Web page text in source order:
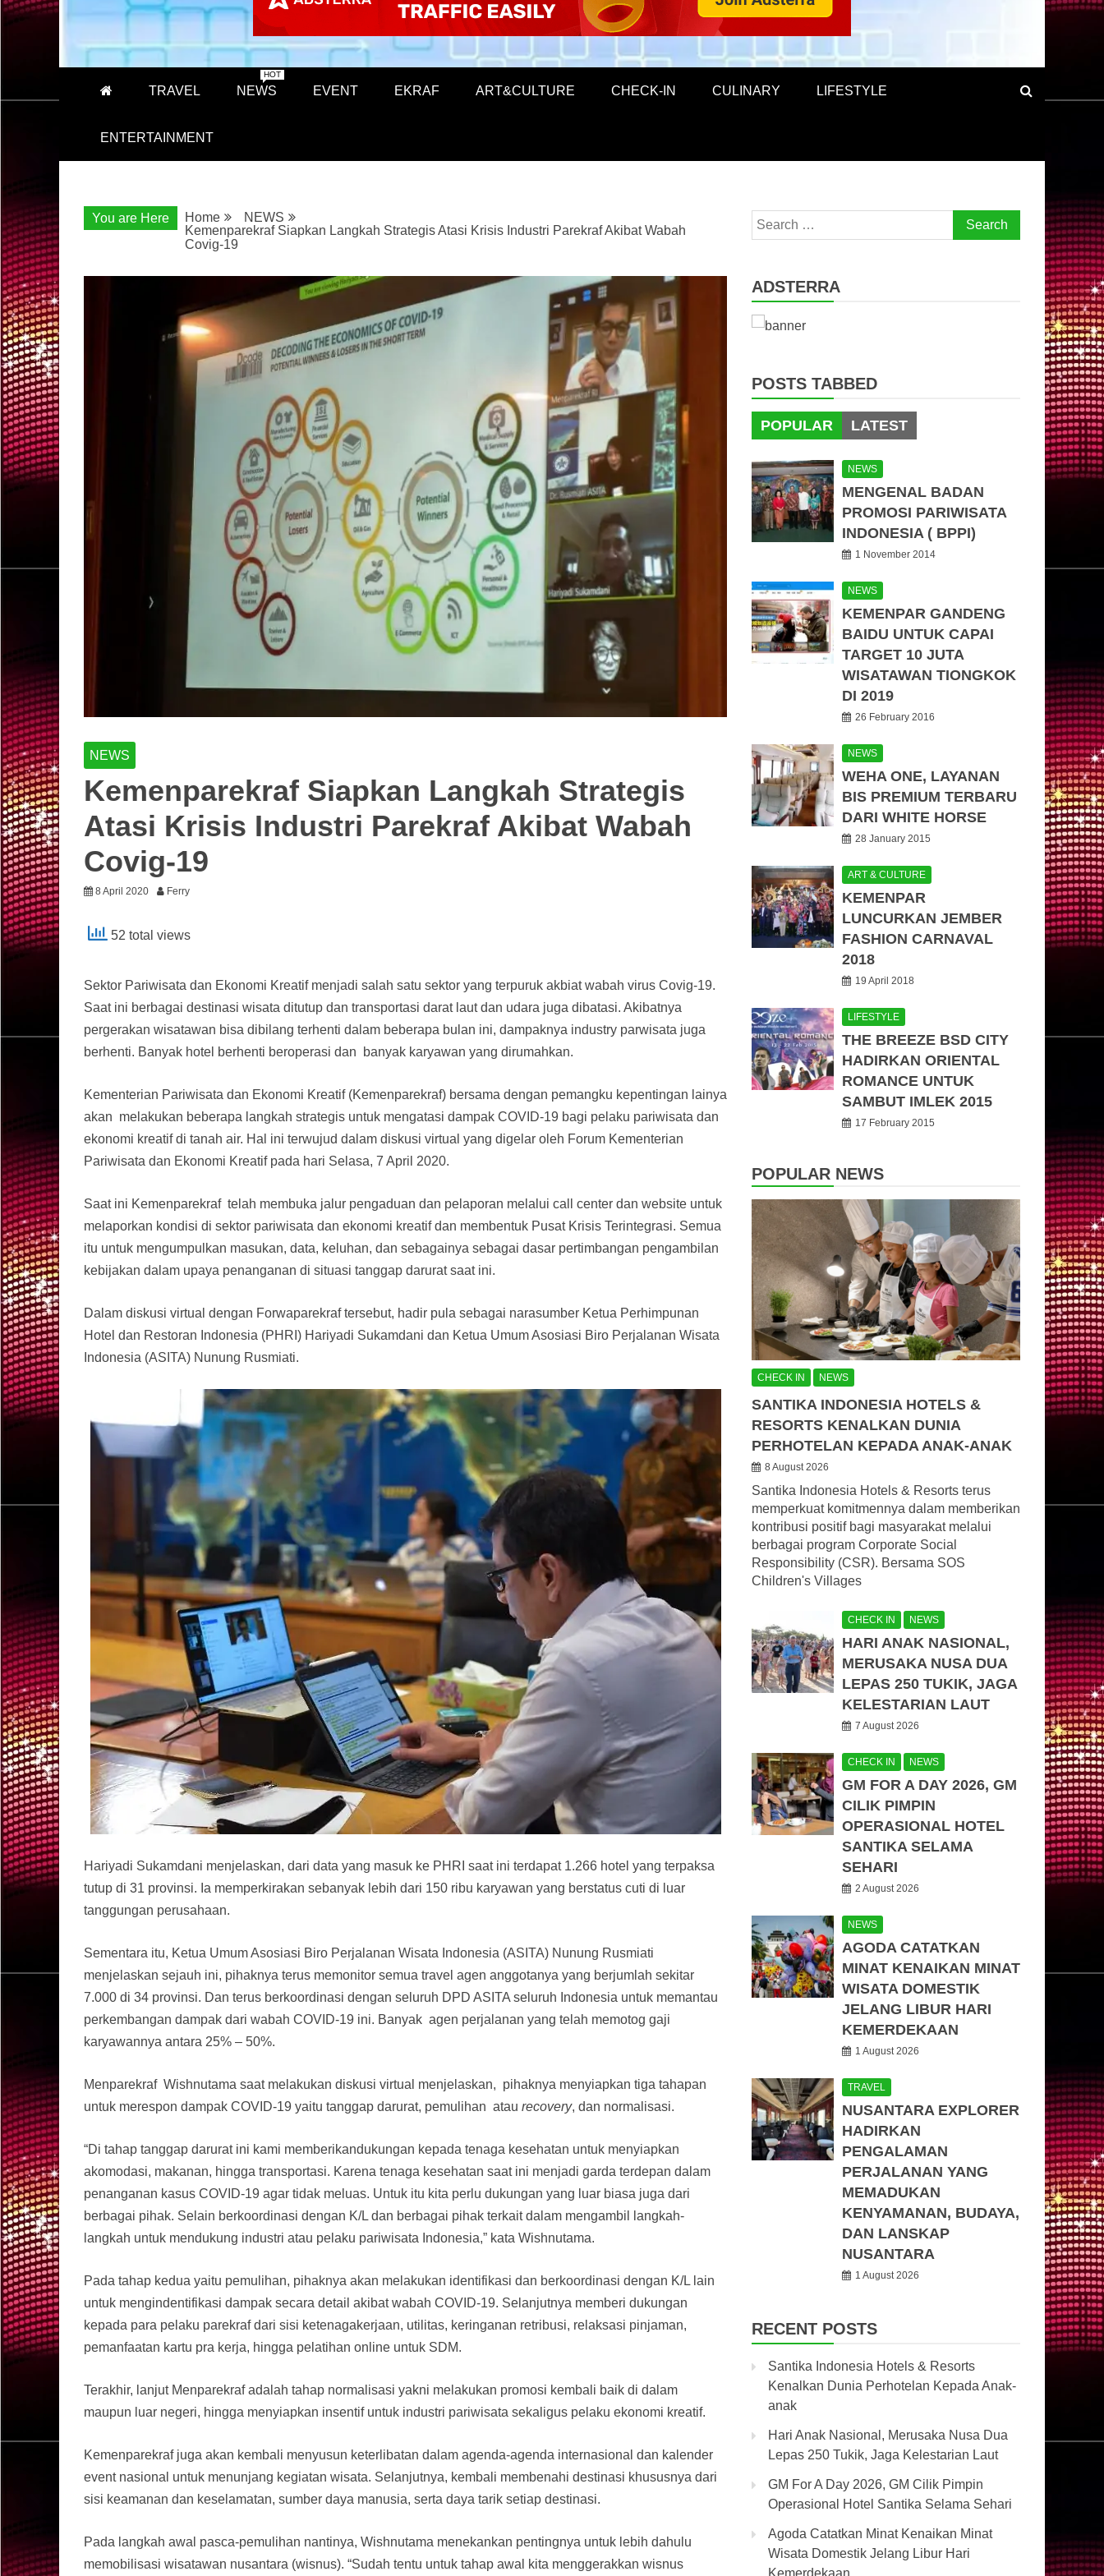
TRAVEL NEWS
HOT
EVENT EKRAF ART&CULTURE CHECK-IN CULINARY LIFESTYLE
ENTERTAINMENT
You are Here Home
NEWS
Kemenparekraf Siapkan Langkah Strategis Atasi Krisis Industri Parekraf Akibat Wabah
Covig-19
NEWS
Kemenparekraf Siapkan Langkah Strategis
Atasi Krisis Industri Parekraf Akibat Wabah
Covig-19
8 April 2020 Ferry
52 total views
Sektor Pariwisata dan Ekonomi Kreatif menjadi salah satu sektor yang terpuruk akbiat wabah virus Covig-19.
Saat ini berbagai destinasi wisata ditutup dan transportasi darat laut dan udara juga dibatasi. Akibatnya
pergerakan wisatawan bisa dibilang terhenti dalam beberapa bulan ini, dampaknya industry parwisata juga
berhenti. Banyak hotel berhenti beroperasi dan banyak karyawan yang dirumahkan.
Kementerian Pariwisata dan Ekonomi Kreatif (Kemenparekraf) bersama dengan pemangku kepentingan lainya
akan melakukan beberapa langkah strategis untuk mengatasi dampak COVID-19 bagi pelaku pariwisata dan
ekonomi kreatif di tanah air. Hal ini terwujud dalam diskusi virtual yang digelar oleh Forum Kementerian
Pariwisata dan Ekonomi Kreatif pada hari Selasa, 7 April 2020.
Saat ini Kemenparekraf telah membuka jalur pengaduan dan pelaporan melalui call center dan website untuk
melaporkan kondisi di sektor pariwisata dan ekonomi kreatif dan membentuk Pusat Krisis Terintegrasi. Semua
itu untuk mengumpulkan masukan, data, keluhan, dan sebagainya sebagai dasar pertimbangan pengambilan
kebijakan dalam upaya penanganan di situasi tanggap darurat saat ini.
Dalam diskusi virtual dengan Forwaparekraf tersebut, hadir pula sebagai narasumber Ketua Perhimpunan
Hotel dan Restoran Indonesia (PHRI) Hariyadi Sukamdani dan Ketua Umum Asosiasi Biro Perjalanan Wisata
Indonesia (ASITA) Nunung Rusmiati.
Hariyadi Sukamdani menjelaskan, dari data yang masuk ke PHRI saat ini terdapat 1.266 hotel yang terpaksa
tutup di 31 provinsi. Ia memperkirakan sebanyak lebih dari 150 ribu karyawan yang berstatus cuti di luar
tanggungan perusahaan.
Sementara itu, Ketua Umum Asosiasi Biro Perjalanan Wisata Indonesia (ASITA) Nunung Rusmiati
menjelaskan sejauh ini, pihaknya terus memonitor semua travel agen anggotanya yang berjumlah sekitar
7.000 di 34 provinsi. Dan terus berkoordinasi dengan seluruh DPD ASITA seluruh Indonesia untuk memantau
perkembangan dampak dari wabah COVID-19 ini. Banyak agen perjalanan yang telah memotog gaji
karyawannya antara 25% – 50%.
Menparekraf Wishnutama saat melakukan diskusi virtual menjelaskan, pihaknya menyiapkan tiga tahapan
untuk merespon dampak COVID-19 yaitu tanggap darurat, pemulihan atau recovery, dan normalisasi.
“Di tahap tanggap darurat ini kami memberikandukungan kepada tenaga kesehatan untuk menyiapkan
akomodasi, makanan, hingga transportasi. Karena tenaga kesehatan saat ini menjadi garda terdepan dalam
penanganan kasus COVID-19 agar tidak meluas. Untuk itu kita perlu dukungan yang luar biasa juga dari
berbagai pihak. Selain berkoordinasi dengan K/L dan berbagai pihak terkait dalam mengambil langkah-
langkah untuk mendukung industri atau pelaku pariwisata Indonesia,” kata Wishnutama.
Pada tahap kedua yaitu pemulihan, pihaknya akan melakukan identifikasi dan berkoordinasi dengan K/L lain
untuk mengindentifikasi dampak secara detail akibat wabah COVID-19. Selanjutnya memberi dukungan
kepada para pelaku parekraf dari sisi ketenagakerjaan, utilitas, keringanan retribusi, relaksasi pinjaman,
pemanfaatan kartu pra kerja, hingga pelatihan online untuk SDM.
Terakhir, lanjut Menparekraf adalah tahap normalisasi yakni melakukan promosi kembali baik di dalam
maupun luar negeri, hingga menyiapkan insentif untuk industri pariwisata sekaligus pelaku ekonomi kreatif.
Kemenparekraf juga akan kembali menyusun keterlibatan dalam agenda-agenda internasional dan kalender
event nasional untuk menunjang kegiatan wisata. Selanjutnya, kembali membenahi destinasi khususnya dari
sisi keamanan dan keselamatan, sumber daya manusia, serta daya tarik setiap destinasi.
Pada langkah awal pasca-pemulihan nantinya, Wishnutama menekankan pentingnya untuk lebih dahulu
memobilisasi wisatawan nusantara (wisnus). “Sudah tentu untuk tahap awal kita menggerakkan wisnus
Search
for:
ADSTERRA
POSTS TABBED
POPULAR LATEST
NEWS
MENGENAL BADAN
PROMOSI PARIWISATA
INDONESIA ( BPPI)
1 November 2014
NEWS
KEMENPAR GANDENG
BAIDU UNTUK CAPAI
TARGET 10 JUTA
WISATAWAN TIONGKOK
DI 2019
26 February 2016
NEWS
WEHA ONE, LAYANAN
BIS PREMIUM TERBARU
DARI WHITE HORSE
28 January 2015
ART & CULTURE
KEMENPAR
LUNCURKAN JEMBER
FASHION CARNAVAL
2018
19 April 2018
LIFESTYLE
THE BREEZE BSD CITY
HADIRKAN ORIENTAL
ROMANCE UNTUK
SAMBUT IMLEK 2015
17 February 2015
POPULAR NEWS
CHECK IN NEWS
SANTIKA INDONESIA HOTELS &
RESORTS KENALKAN DUNIA
PERHOTELAN KEPADA ANAK-ANAK
8 August 2026
Santika Indonesia Hotels & Resorts terus
memperkuat komitmennya dalam memberikan
kontribusi positif bagi masyarakat melalui
berbagai program Corporate Social
Responsibility (CSR). Bersama SOS
Children's Villages
CHECK IN NEWS
HARI ANAK NASIONAL,
MERUSAKA NUSA DUA
LEPAS 250 TUKIK, JAGA
KELESTARIAN LAUT
7 August 2026
CHECK IN NEWS
GM FOR A DAY 2026, GM
CILIK PIMPIN
OPERASIONAL HOTEL
SANTIKA SELAMA
SEHARI
2 August 2026
NEWS
AGODA CATATKAN
MINAT KENAIKAN MINAT
WISATA DOMESTIK
JELANG LIBUR HARI
KEMERDEKAAN
1 August 2026
TRAVEL
NUSANTARA EXPLORER
HADIRKAN
PENGALAMAN
PERJALANAN YANG
MEMADUKAN
KENYAMANAN, BUDAYA,
DAN LANSKAP
NUSANTARA
1 August 2026
RECENT POSTS
Santika Indonesia Hotels & Resorts
Kenalkan Dunia Perhotelan Kepada Anak-
anak
Hari Anak Nasional, Merusaka Nusa Dua
Lepas 250 Tukik, Jaga Kelestarian Laut
GM For A Day 2026, GM Cilik Pimpin
Operasional Hotel Santika Selama Sehari
Agoda Catatkan Minat Kenaikan Minat
Wisata Domestik Jelang Libur Hari